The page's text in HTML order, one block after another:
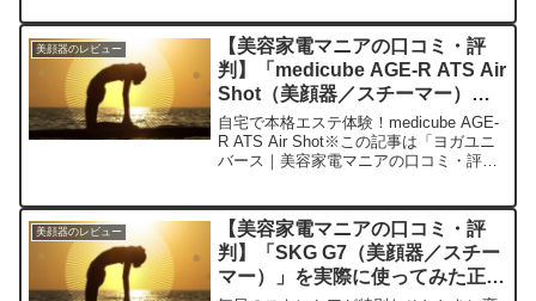
日、編集部が紹介したいのが「myse ス
カルプリフ...
美顔器のレビュー
【美容家電マニアの口コミ・評
判】「medicube AGE-R ATS Air
Shot（美顔器／スチーマー）」
を実際に使ってみた正直感想
自宅で本格エステ体験！medicube AGE-
R ATS Air Shot※この記事は「ヨガユニ
バース｜美容家電マニアの口コミ・評
いのが「medicube AGE-R...
美顔器のレビュー
【美容家電マニアの口コミ・評
判】「SKG G7（美顔器／スチー
マー）」を実際に使ってみた正直